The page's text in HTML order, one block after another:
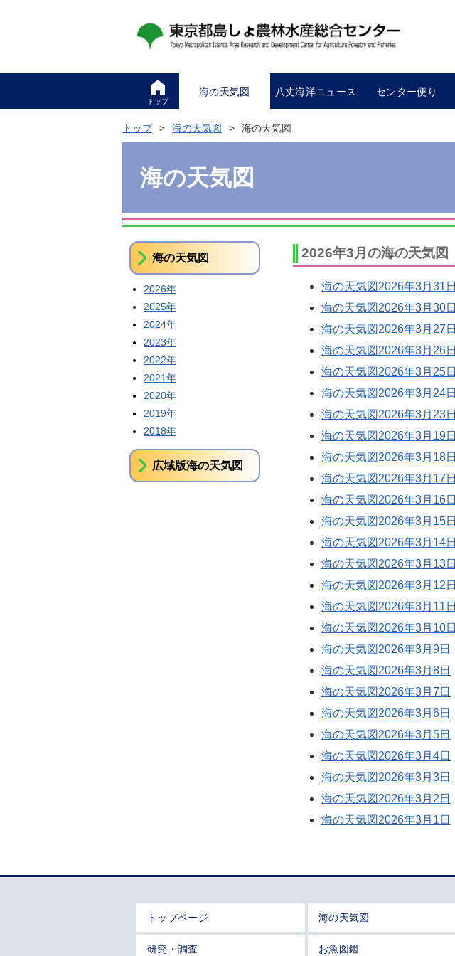
トップ
海の天気図 八丈海洋ニュース センター便り
トップ 海の天気図 海の天気図
海の天気図
2026年3月の海の天気図
海の天気図2026年3月31日
海の天気図2026年3月30日
海の天気図2026年3月27日
海の天気図2026年3月26日
海の天気図2026年3月25日
海の天気図2026年3月24日
海の天気図2026年3月23日
海の天気図2026年3月19日
海の天気図2026年3月18日
海の天気図2026年3月17日
海の天気図2026年3月16日
海の天気図2026年3月15日
海の天気図2026年3月14日
海の天気図2026年3月13日
海の天気図2026年3月12日
海の天気図2026年3月11日
海の天気図2026年3月10日
海の天気図2026年3月9日
海の天気図2026年3月8日
海の天気図2026年3月7日
海の天気図2026年3月6日
海の天気図2026年3月5日
海の天気図2026年3月4日
海の天気図2026年3月3日
海の天気図2026年3月2日
海の天気図2026年3月1日
海の天気図
2026年
2025年
2024年
2023年
2022年
2021年
2020年
2019年
2018年
広域版海の天気図
トップページ 海の天気図
研究・調査 お魚図鑑